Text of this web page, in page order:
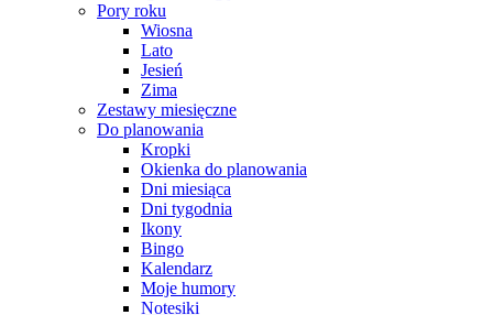
Pory roku
Wiosna
Lato
Jesień
Zima
Zestawy miesięczne
Do planowania
Kropki
Okienka do planowania
Dni miesiąca
Dni tygodnia
Ikony
Bingo
Kalendarz
Moje humory
Notesiki